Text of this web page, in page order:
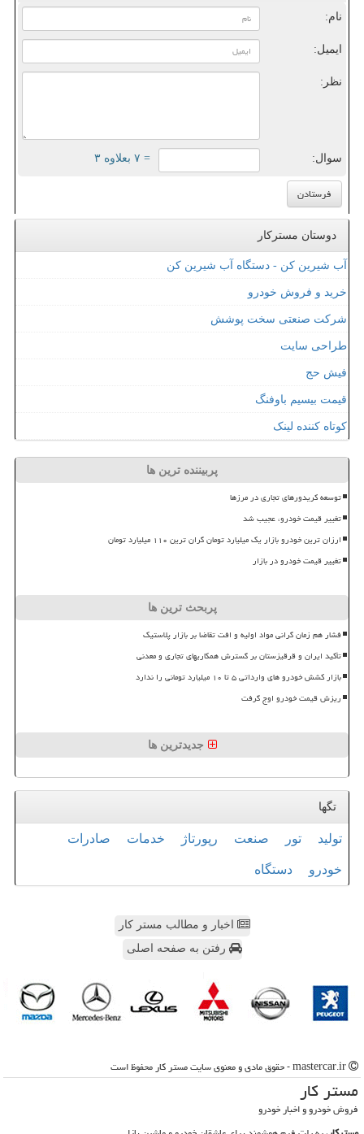
نام:
ایمیل:
نظر:
سوال: = ۷ بعلاوه ۳
دوستان مسترکار
آب شیرین کن - دستگاه آب شیرین کن
خرید و فروش خودرو
شرکت صنعتی سخت پوشش
طراحی سایت
فیش حج
قیمت بیسیم باوفنگ
کوتاه کننده لینک
پربیننده ترین ها
توسعه کریدورهای تجاری در مرزها
تغییر قیمت خودرو، عجیب شد
ارزان ترین خودرو بازار یک میلیارد تومان گران ترین ۱۱۰ میلیارد تومان
تغییر قیمت خودرو در بازار
پربحث ترین ها
فشار هم زمان گرانی مواد اولیه و افت تقاضا بر بازار پلاستیک
تأکید ایران و قرقیزستان بر گسترش همکاریهای تجاری و معدنی
بازار کشش خودرو های وارداتی ۵ تا ۱۰ میلیارد تومانی را ندارد
ریزش قیمت خودرو اوج گرفت
جدیدترین ها
تگها
تولید تور صنعت رپورتاژ خدمات صادرات
خودرو دستگاه
اخبار و مطالب مستر کار
رفتن به صفحه اصلی
مستر كار
فروش خودرو و اخبار خودرو